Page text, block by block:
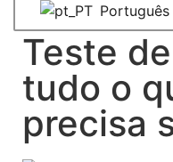
Português
Teste
tudo o
precisa